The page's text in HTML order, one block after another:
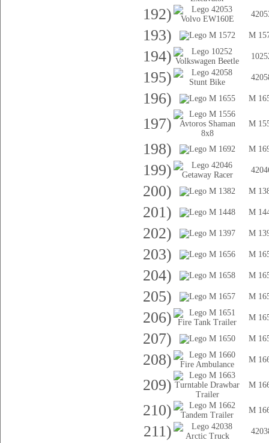
192)
193) M
194)
195)
196) M
197) M
198) M
199)
200) M
201) M
202) M
203) M
204) M
205) M
206) M
207) M
208) M
209) M
210) M
211)